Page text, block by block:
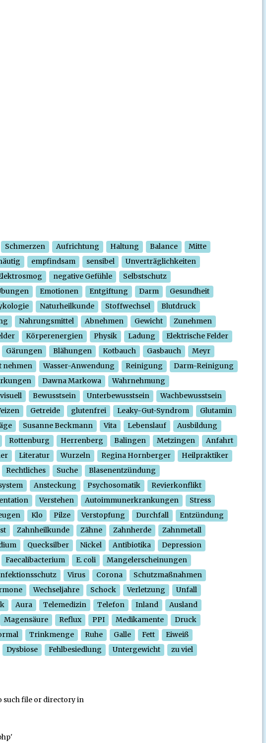
Schmerzen Aufrichtung Haltung Balance
Mitte
empfindsam sensibel
Unverträglichkeiten
negative Gefühle
Selbstschutz
Emotionen Entgiftung Darm
Gesundheit
Naturheilkunde Stoffwechsel
Blutdruck
Nahrungsmittel Abnehmen Gewicht
Zunehmen
Körperenergien Physik Ladung
Elektrische Felder
Gärungen Blähungen Kotbauch Gasbauch
Meyr
nehmen Wasser-Anwendung Reinigung
Darm-Reinigung
Dawna Markowa
Wahrnehmung
visuell Bewusstsein Unterbewusstsein
Wachbewusstsein
Getreide glutenfrei Leaky-Gut-Syndrom
Glutamin
Susanne Beckmann Vita Lebenslauf
Ausbildung
Rottenburg Herrenberg Balingen Metzingen
Anfahrt
Literatur Wurzeln Regina Hornberger
Heilpraktiker
Rechtliches Suche
Blasenentzündung
Ansteckung Psychosomatik
Revierkonflikt
Verstehen Autoimmunerkrankungen
Stress
Klo Pilze Verstopfung Durchfall
Entzündung
Zahnheilkunde Zähne Zahnherde
Zahnmetall
Quecksilber Nickel Antibiotika
Depression
Faecalibacterium E. coli
Mangelerscheinungen
Virus Corona
Schutzmaßnahmen
Wechseljahre Schock Verletzung
Unfall
Aura Telemedizin Telefon Inland
Ausland
Magensäure Reflux PPI Medikamente
Druck
Trinkmenge Ruhe Galle Fett
Eiweiß
Dysbiose Fehlbesiedlung Untergewicht zu viel
such file or directory in